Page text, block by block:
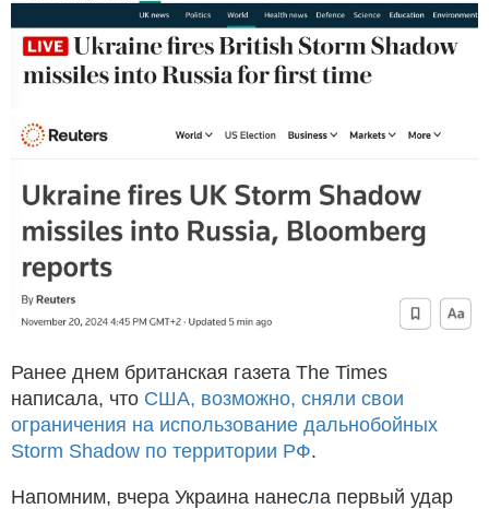
Ранее днем британская газета The Times
написала, что США, возможно, сняли свои
ограничения на использование дальнобойных
Storm Shadow по территории РФ.
Напомним, вчера Украина нанесла первый удар